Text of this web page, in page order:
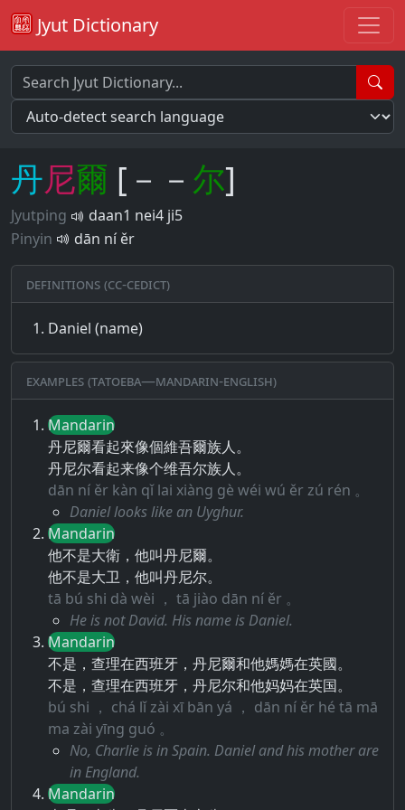
Jyut Dictionary
丹尼爾 [－－ 尔]
Jyutping
daan1 nei4 ji5
Pinyin
dān ní ěr
Definitions (CC-CEDICT)
Daniel (name)
Examples (Tatoeba—Mandarin-English)
Mandarin
丹尼爾看起來像個維吾爾族人。
丹尼尔看起来像个维吾尔族人。
dān ní ěr kàn qǐ lai xiàng gè wéi wú ěr zú rén 。
Daniel looks like an Uyghur.
Mandarin
他不是大衛，他叫丹尼爾。
他不是大卫，他叫丹尼尔。
tā bú shi dà wèi ， tā jiào dān ní ěr 。
He is not David. His name is Daniel.
Mandarin
不是，查理在西班牙，丹尼爾和他媽媽在英國。
不是，查理在西班牙，丹尼尔和他妈妈在英国。
bú shi ， chá lǐ zài xī bān yá ， dān ní ěr hé tā mā
ma zài yīng guó 。
No, Charlie is in Spain. Daniel and his mother are
in England.
Mandarin